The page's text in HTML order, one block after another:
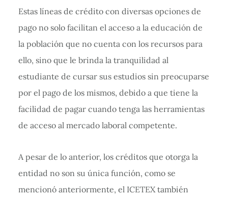
Estas líneas de crédito con diversas opciones de
pago no solo facilitan el acceso a la educación de
la población que no cuenta con los recursos para
ello, sino que le brinda la tranquilidad al
estudiante de cursar sus estudios sin preocuparse
por el pago de los mismos, debido a que tiene la
facilidad de pagar cuando tenga las herramientas
de acceso al mercado laboral competente.
A pesar de lo anterior, los créditos que otorga la
entidad no son su única función, como se
mencionó anteriormente, el ICETEX también